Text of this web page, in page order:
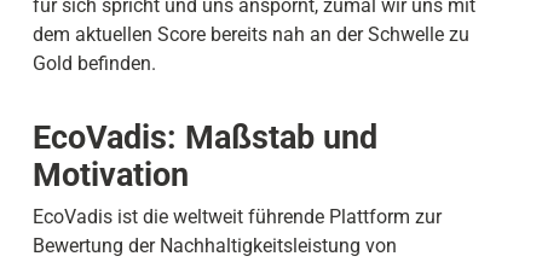
für sich spricht und uns anspornt, zumal wir uns mit
dem aktuellen Score bereits nah an der Schwelle zu
Gold befinden.
EcoVadis: Maßstab und
Motivation
EcoVadis ist die weltweit führende Plattform zur
Bewertung der Nachhaltigkeitsleistung von